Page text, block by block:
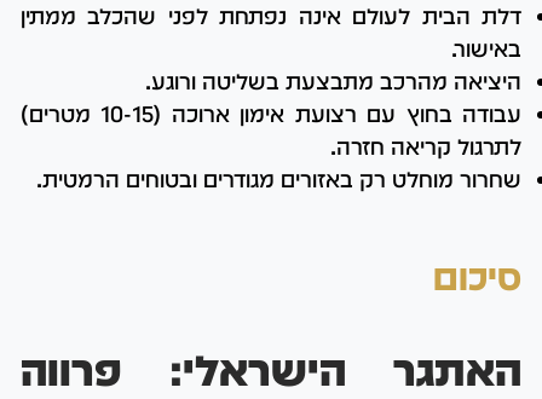
דלת הבית לעולם אינה נפתחת לפני שהכלב ממתין
באישור.
היציאה מהרכב מתבצעת בשליטה ורוגע.
עבודה בחוץ עם רצועת אימון ארוכה (10-15 מטרים)
לתרגול קריאה חזרה.
שחרור מוחלט רק באזורים מגודרים ובטוחים הרמטית.
סיכום
האתגר הישראלי: פרווה